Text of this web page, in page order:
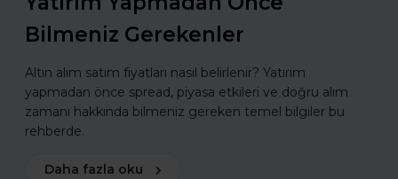
Bilmeniz Gerekenler
Altın alım satım fiyatları nasıl belirlenir? Yatırım
yapmadan önce spread, piyasa etkileri ve doğru alım
zamanı hakkında bilmeniz gereken temel bilgiler bu
rehberde.
Daha fazla oku